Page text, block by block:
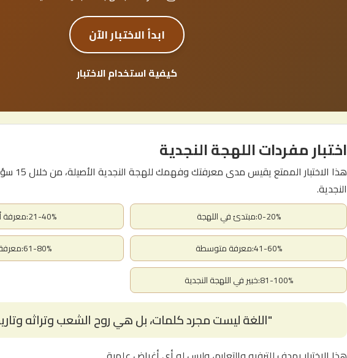
ابدأ الاختبار الآن
كيفية استخدام الاختبار
اختبار مفردات اللهجة النجدية
هذا
النجدية.
0-20%:مبتدئ في اللهجة
21-40%:معرفة أساسية
41-60%:معرفة متوسطة
61-80%:معرفة جيدة
81-100%:خبير في اللهجة النجدية
"اللغة ليست مجرد كلمات، بل هي روح الشعب وتراثه